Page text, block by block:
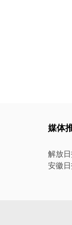
媒体
解放
安徽